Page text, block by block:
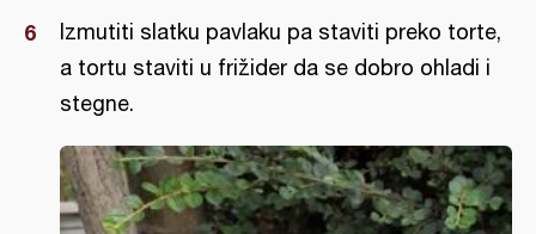
Izmutiti slatku pavlaku pa staviti preko torte,
a tortu staviti u frižider da se dobro ohladi i
stegne.